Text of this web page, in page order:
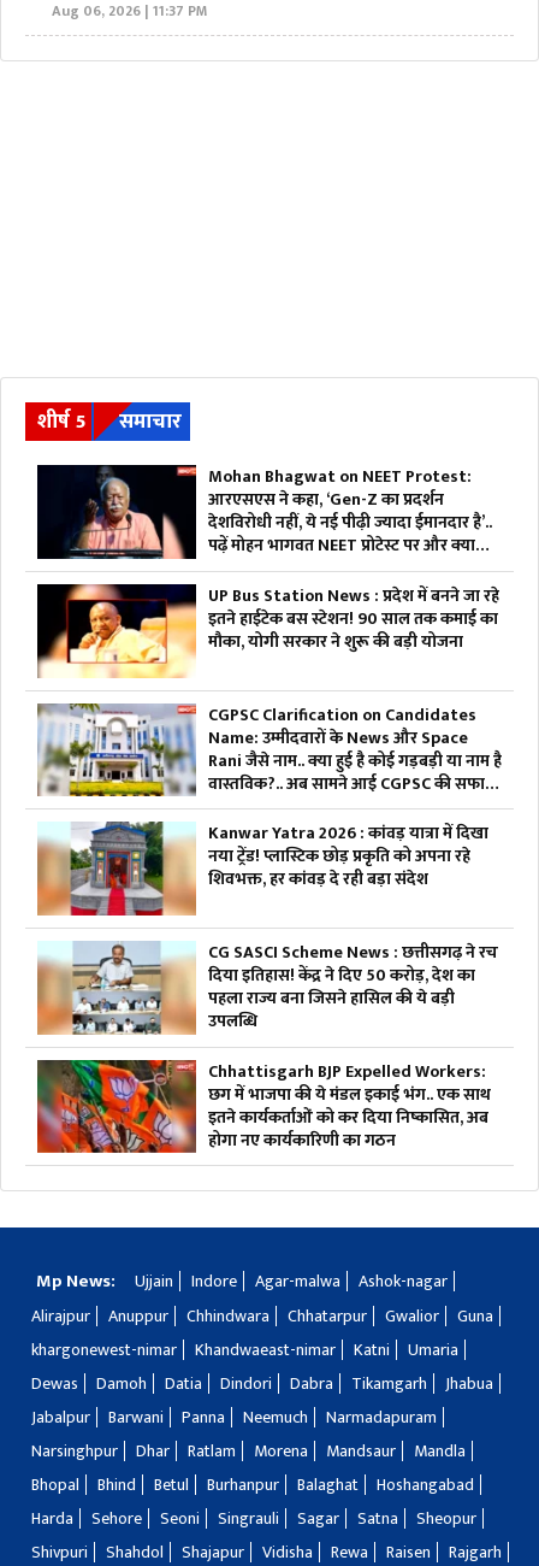
Aug 06, 2026 | 11:37 PM
शीर्ष 5 समाचार
Mohan Bhagwat on NEET Protest:
आरएसएस ने कहा, ‘Gen-Z का प्रदर्शन
देशविरोधी नहीं, ये नई पीढ़ी ज्यादा ईमानदार है’..
पढ़ें मोहन भागवत NEET प्रोटेस्ट पर और क्या
कहा
UP Bus Station News : प्रदेश में बनने जा रहे
इतने हाईटेक बस स्टेशन! 90 साल तक कमाई का
मौका, योगी सरकार ने शुरू की बड़ी योजना
CGPSC Clarification on Candidates
Name: उम्मीदवारों के News और Space
Rani जैसे नाम.. क्या हुई है कोई गड़बड़ी या नाम है
वास्तविक?.. अब सामने आई CGPSC की सफाई,
पढ़ें
Kanwar Yatra 2026 : कांवड़ यात्रा में दिखा
नया ट्रेंड! प्लास्टिक छोड़ प्रकृति को अपना रहे
शिवभक्त, हर कांवड़ दे रही बड़ा संदेश
CG SASCI Scheme News : छत्तीसगढ़ ने रच
दिया इतिहास! केंद्र ने दिए 50 करोड़, देश का
पहला राज्य बना जिसने हासिल की ये बड़ी
उपलब्धि
Chhattisgarh BJP Expelled Workers:
छग में भाजपा की ये मंडल इकाई भंग.. एक साथ
इतने कार्यकर्ताओं को कर दिया निष्कासित, अब
होगा नए कार्यकारिणी का गठन
Mp News: Ujjain Indore Agar-malwa
Ashok-nagar
Alirajpur
Anuppur Chhindwara Chhatarpur Gwalior
Guna
khargonewest-nimar
Khandwaeast-nimar Katni
Umaria
Dewas
Damoh Datia Dindori Dabra Tikamgarh
Jhabua
Jabalpur
Barwani Panna Neemuch
Narmadapuram
Narsinghpur
Dhar Ratlam Morena Mandsaur
Mandla
Bhopal
Bhind Betul Burhanpur Balaghat
Hoshangabad
Harda
Sehore Seoni Singrauli Sagar Satna
Sheopur
Shivpuri
Shahdol Shajapur Vidisha Rewa Raisen
Rajgarh